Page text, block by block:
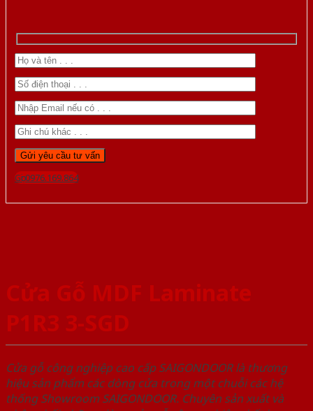
Gọi 0976.169.864
Cửa Gỗ MDF Laminate
P1R3 3-SGD
Cửa gỗ công nghiệp cao cấp SAIGONDOOR là thương
hiệu sản phẩm các dòng cửa trong một chuỗi các hệ
thống Showroom SAIGONDOOR. Chuyên sản xuất và